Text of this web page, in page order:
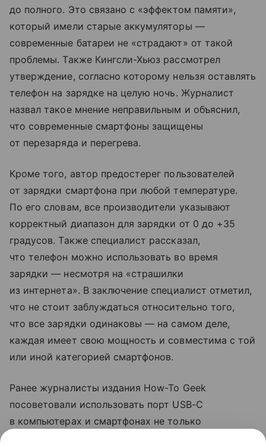
до полного. Это связано с «эффектом памяти»,
который имели старые аккумуляторы —
современные батареи не «страдают» от такой
проблемы. Также Кингсли-Хьюз рассмотрел
утверждение, согласно которому нельзя оставлять
телефон на зарядке на целую ночь. Журналист
назвал такое мнение неправильным и объяснил,
что современные смартфоны защищены
от перезаряда и перегрева.
Кроме того, автор предостерег пользователей
от зарядки смартфона при любой температуре.
По его словам, все производители указывают
корректный диапазон для зарядки от 0 до +35
градусов. Также специалист рассказал,
что телефон можно использовать во время
зарядки — несмотря на «страшилки
из интернета». В заключение специалист отметил,
что не стоит заблуждаться относительно того,
что все зарядки одинаковы — на самом деле,
каждая имеет свою мощность и совместима с той
или иной категорией смартфонов.
Ранее журналисты издания How-To Geek
посоветовали использовать порт USB-C
в компьютерах и смартфонах не только